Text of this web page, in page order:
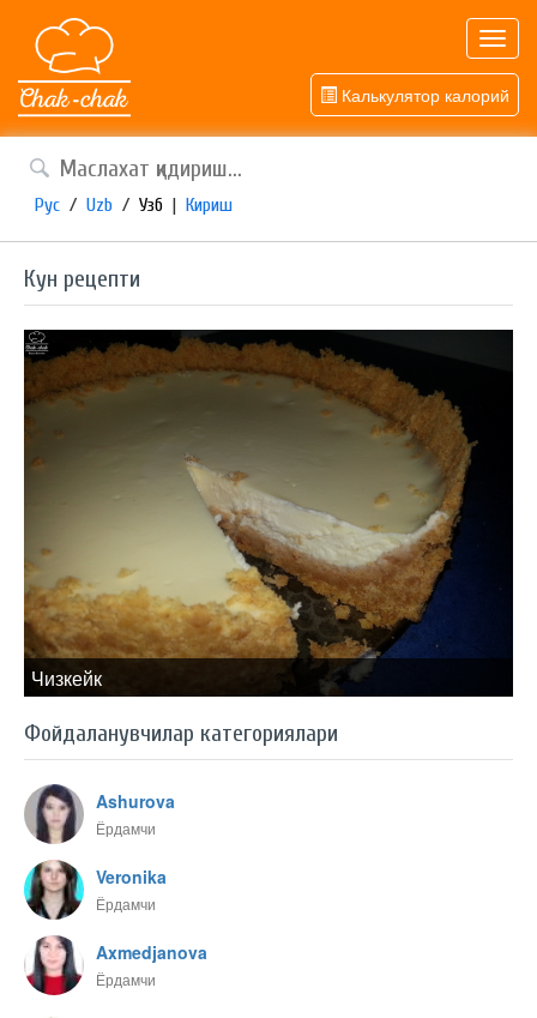
Калькулятор калорий
Рус / Uzb / Узб | Кириш
Кун рецепти
Чизкейк
Фойдаланувчилар категориялари
Ashurova
Ёрдамчи
Veronika
Ёрдамчи
Axmedjanova
Ёрдамчи